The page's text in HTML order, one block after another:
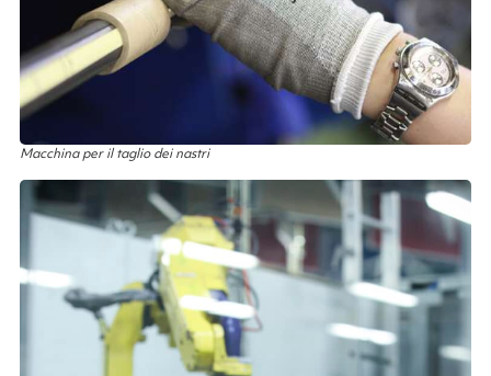
Macchina per il taglio dei nastri